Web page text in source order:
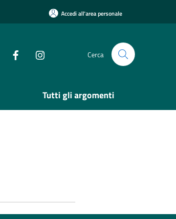
Accedi all'area personale
Cerca
Tutti gli argomenti